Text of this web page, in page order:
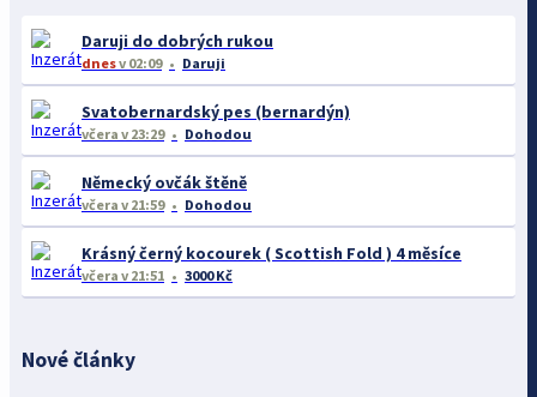
Daruji do dobrých rukou
dnesv 02:09 Daruji
Svatobernardský pes (bernardýn)
včera v 23:29 Dohodou
Německý ovčák štěně
včera v 21:59 Dohodou
Krásný černý kocourek ( Scottish Fold ) 4 měsíce
včera v 21:51 3000 Kč
Nové články